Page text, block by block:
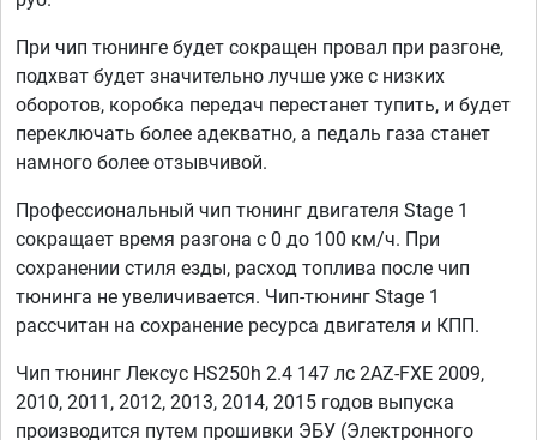
При чип тюнинге будет сокращен провал при разгоне,
подхват будет значительно лучше уже с низких
оборотов, коробка передач перестанет тупить, и будет
переключать более адекватно, а педаль газа станет
намного более отзывчивой.
Профессиональный чип тюнинг двигателя Stage 1
сокращает время разгона с 0 до 100 км/ч. При
сохранении стиля езды, расход топлива после чип
тюнинга не увеличивается. Чип-тюнинг Stage 1
рассчитан на сохранение ресурса двигателя и КПП.
Чип тюнинг Лексус HS250h 2.4 147 лс 2AZ-FXE 2009,
2010, 2011, 2012, 2013, 2014, 2015 годов выпуска
производится путем прошивки ЭБУ (Электронного